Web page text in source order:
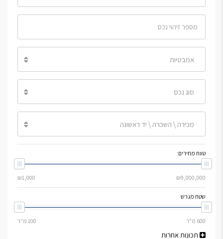
אמבטיות
סוג נכס
מכירה \ השכרה \ יד ראשונה
טווח מחירים:
שטח מגרש
תכונות אחרות